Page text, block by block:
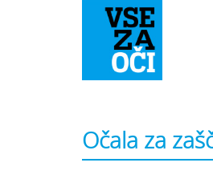
Očala za